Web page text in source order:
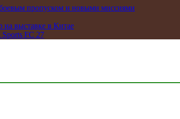
пропуском и новыми миссиями
на выставке в Китае
FC 27